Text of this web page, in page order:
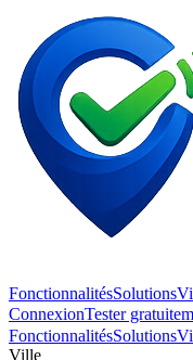
FonctionnalitésSolutions
ConnexionTester
FonctionnalitésSolutions
Ville